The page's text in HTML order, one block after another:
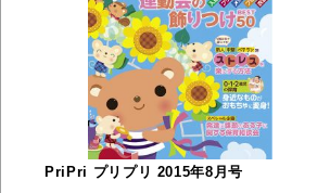
PriPri プリプリ 2015年8月号